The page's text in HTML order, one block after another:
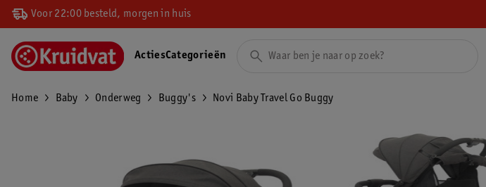
Voor 22:00 besteld, morgen in huis
ActiesCategorieën
Home Baby Onderweg Buggy's Novi Baby Travel Go Buggy